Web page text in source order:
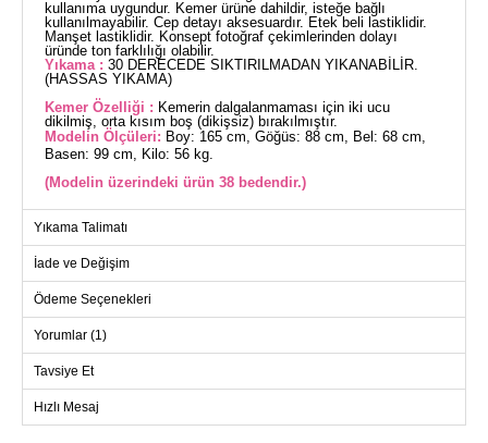
kullanıma uygundur. Kemer ürüne dahildir, isteğe bağlı
kullanılmayabilir. Cep detayı aksesuardır. Etek beli lastiklidir.
Manşet lastiklidir. Konsept fotoğraf çekimlerinden dolayı
üründe ton farklılığı olabilir.
Yıkama : 30 DERECEDE SIKTIRILMADAN YIKANABİLİR.
(HASSAS YIKAMA)
Kemer Özelliği : Kemerin dalgalanmaması için iki ucu
dikilmiş, orta kısım boş (dikişsiz) bırakılmıştır.
Modelin Ölçüleri: Boy: 165 cm, Göğüs: 88 cm, Bel: 68 cm,
Basen: 99 cm, Kilo: 56 kg.
(Modelin üzerindeki ürün 38 bedendir.)
Dantel Detaylı 2li Aerobin Takım, özel tasarımlı bir tesettür
üretilen set, şıklığı ve konforu bir arada sunar. Bisiklet yakalı
bluz ve önü düğmeli tasarımıyla pratik bir kullanım sağlar.
Astarsız olan bu kombin, günlük kullanım için idealdir. Etek ve
bluzdaki ayarlanabilir bağcıklar ve cepler, fonksiyonellik
katarken, manşetlerdeki lastik detayı rahat bir oturuş garanti
eder. Kemer, kıyafete dahil olup, isteğe bağlı çıkarılabilir.
BLUZ BEDEN ÖLÇÜLERİ
Beden
Göğüs
Boy
38
98
57
Yıkama Talimatı
İade ve Değişim
Ödeme Seçenekleri
Yorumlar (1)
Tavsiye Et
Hızlı Mesaj